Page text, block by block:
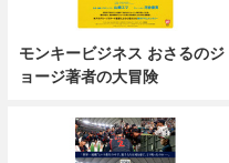
モンキービジネス おさるのジ
ョージ著者の大冒険